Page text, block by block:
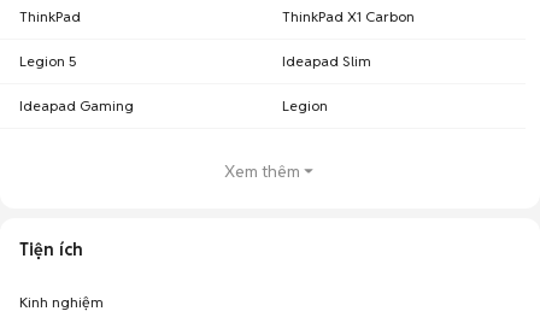
ThinkPad ThinkPad X1 Carbon
Legion 5 Ideapad Slim
Ideapad Gaming Legion
Xem thêm
Tiện ích
Kinh nghiệm